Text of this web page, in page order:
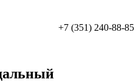
+7 (351) 240-88-85